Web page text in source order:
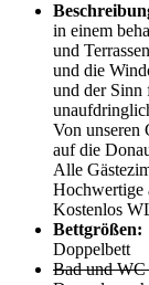
in einem
und
und die
und der Sinn
Von unseren
auf die
Alle
Hochwertige
Kostenlos
Bettgrößen:
Doppelbett
Bad und WC